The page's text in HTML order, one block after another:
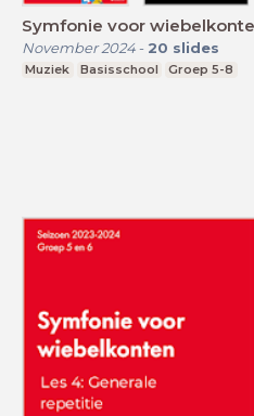
Symfonie voor
November 2024- 20 slides
Muziek Basisschool Groep 5-8